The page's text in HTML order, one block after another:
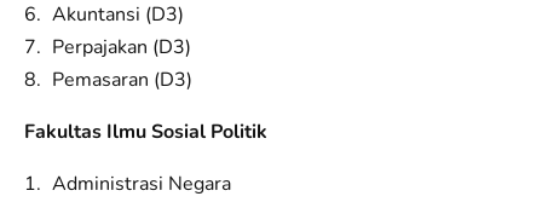
Akuntansi (D3)
Perpajakan (D3)
Pemasaran (D3)
Fakultas Ilmu Sosial Politik
Administrasi Negara